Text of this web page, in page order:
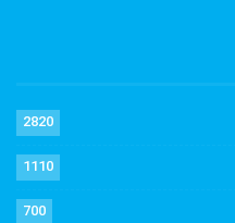
2820
1110
700